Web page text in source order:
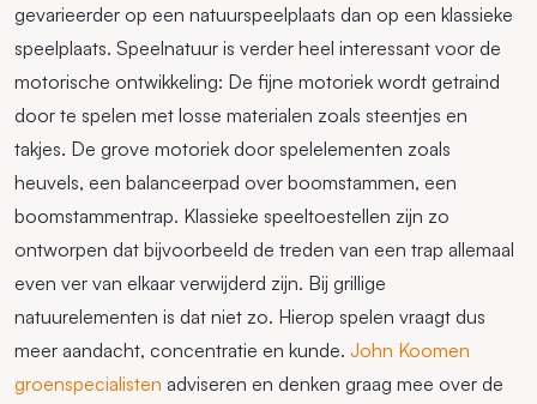
gevarieerder op een natuurspeelplaats dan op een klassieke
speelplaats. Speelnatuur is verder heel interessant voor de
motorische ontwikkeling: De fijne motoriek wordt getraind
door te spelen met losse materialen zoals steentjes en
takjes. De grove motoriek door spelelementen zoals
heuvels, een balanceerpad over boomstammen, een
boomstammentrap. Klassieke speeltoestellen zijn zo
ontworpen dat bijvoorbeeld de treden van een trap allemaal
even ver van elkaar verwijderd zijn. Bij grillige
natuurelementen is dat niet zo. Hierop spelen vraagt dus
meer aandacht, concentratie en kunde. John Koomen
groenspecialisten adviseren en denken graag mee over de